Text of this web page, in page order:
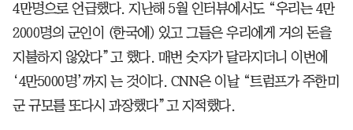
4만명으로 언급했다. 지난해 5월 인터뷰에서도 “우리는 4만
2000명의 군인이 (한국에) 있고 그들은 우리에게 거의 돈을
지불하지 않았다”고 했다. 매번 숫자가 달라지더니 이번에
‘4만5000명’까지 는 것이다. CNN은 이날 “트럼프가 주한미
군 규모를 또다시 과장했다”고 지적했다.